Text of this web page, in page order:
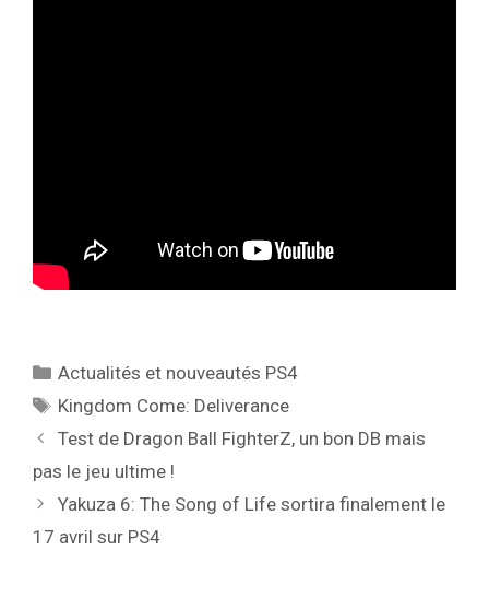
Catégories
Actualités et nouveautés PS4
Étiquettes
Kingdom Come: Deliverance
Test de Dragon Ball FighterZ, un bon DB mais
pas le jeu ultime !
Yakuza 6: The Song of Life sortira finalement le
17 avril sur PS4